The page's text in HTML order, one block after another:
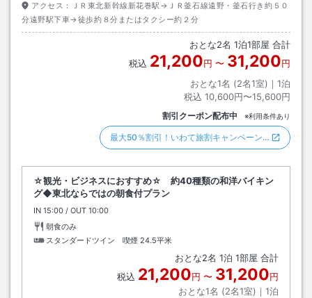
アクセス：
ＪＲ東北新幹線新花巻駅→ＪＲ釜石線遠野・釜石行き約５０
分遠野駅下車→徒歩約８分またはタクシー約２分
おとな2名 1泊1部屋 合計
税込 21,200円 〜 31,200円
おとな1名 (2名1室)｜ 1泊
税込 10,600円〜15,600円
割引クーポン配布中 ※利用条件あり
最大50％割引！いわて旅割キャンペーン…
☆観光・ビジネスにおすすめ☆ 約40種類の和洋バイキン
グ◆東北ならではの朝食付プラン
IN チェックイン
15:00 / OUT チェックアウト
10:00
朝食のみ
スタンダードツイン 喫煙 24.5平米
おとな2名 1泊 1部屋 合計
税込 21,200円 〜 31,200円
おとな1名 (2名1室)｜ 1泊